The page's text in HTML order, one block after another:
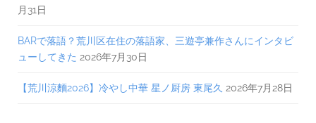
月31日
BARで落語？荒川区在住の落語家、三遊亭兼作さんにインタビ
ューしてきた 2026年7月30日
【荒川涼麵2026】冷やし中華 星ノ厨房 東尾久 2026年7月28日